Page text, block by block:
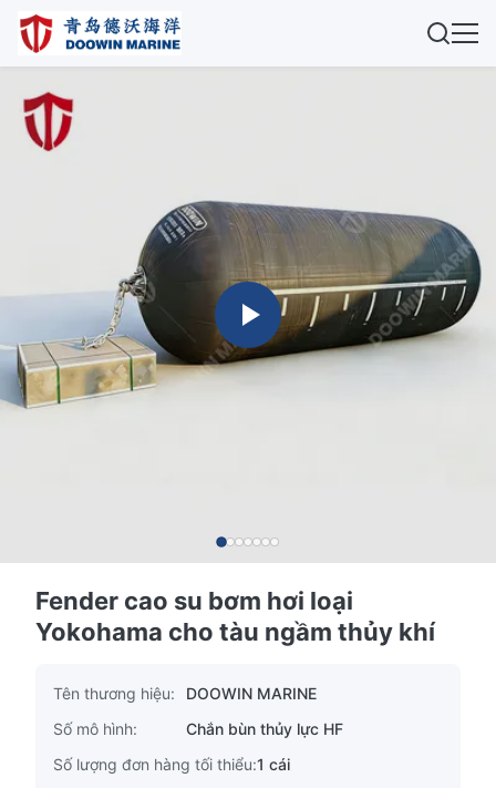
Fender cao su bơm hơi loại
Yokohama cho tàu ngầm thủy khí
Tên thương hiệu:
DOOWIN MARINE
Số mô hình:
Chắn bùn thủy lực HF
Số lượng đơn hàng tối thiểu:1 cái